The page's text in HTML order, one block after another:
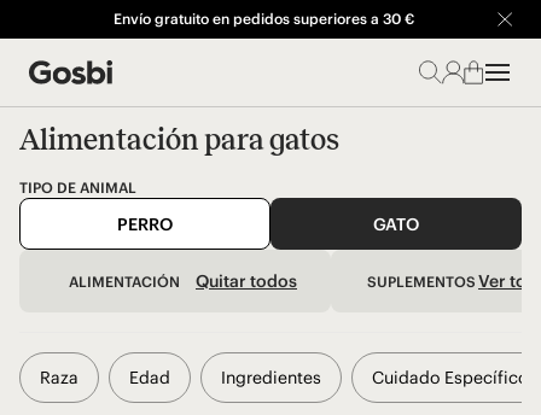
Envío gratuito en pedidos superiores a 30 €
Alimentación para gatos
TIPO DE ANIMAL
PERRO GATO
ALIMENTACIÓN Quitar todos
Completa
SUPLEMENTOS Ver
Leche materna
Malta
Raza Edad Ingredientes Cuidado Específico